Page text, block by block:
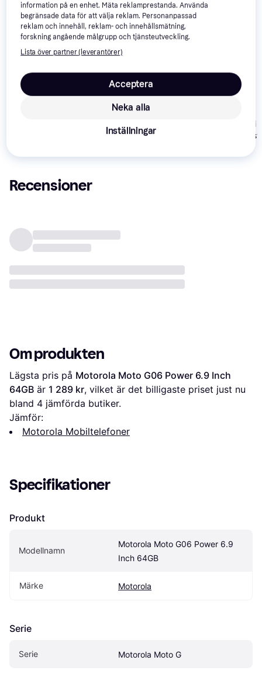
Motorola Moto
G06 6.88" 4G
4.3
Xiaomi Redmi
Pro 64GB Mist
Recensioner
Om produkten
Lägsta pris på Motorola Moto G06 Power 6.9 Inch
64GB är 1 289 kr, vilket är det billigaste priset just nu
bland 4 jämförda butiker.
Jämför:
Motorola Mobiltelefoner
Specifikationer
Produkt
Modellnamn
Motorola Moto G06 Power 6.9
Inch 64GB
Märke Motorola
Serie
Serie Motorola Moto G
information på en enhet. Mäta reklamprestanda. Använda
begränsade data för att välja reklam. Personanpassad
reklam och innehåll, reklam- och innehållsmätning,
forskning angående målgrupp och tjänsteutveckling.
Lista över partner (leverantörer)
Neka alla
Acceptera
Inställningar